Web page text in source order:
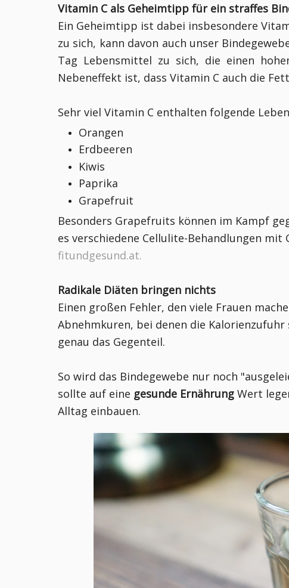
Vitamin C als Geheimtipp für ein straffes
Ein Geheimtipp ist dabei insbesondere
zu sich, kann davon auch unser
Tag Lebensmittel zu sich, die einen
Nebeneffekt ist, dass Vitamin C auch die
Sehr viel Vitamin C enthalten folgende
Orangen
Erdbeeren
Kiwis
Paprika
Grapefruit
Besonders Grapefruits können im Kampf
es verschiedene Cellulite-Behandlungen
fitundgesund.at.
Radikale Diäten bringen nichts
Einen großen Fehler, den viele Frauen
Abnehmkuren, bei denen die
genau das Gegenteil.
So wird das Bindegewebe nur noch
sollte auf eine gesunde Ernährung Wert
Alltag einbauen.